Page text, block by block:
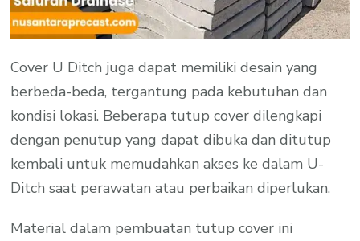
Cover U Ditch juga dapat memiliki desain yang
berbeda-beda, tergantung pada kebutuhan dan
kondisi lokasi. Beberapa tutup cover dilengkapi
dengan penutup yang dapat dibuka dan ditutup
kembali untuk memudahkan akses ke dalam U-
Ditch saat perawatan atau perbaikan diperlukan.
Material dalam pembuatan tutup cover ini